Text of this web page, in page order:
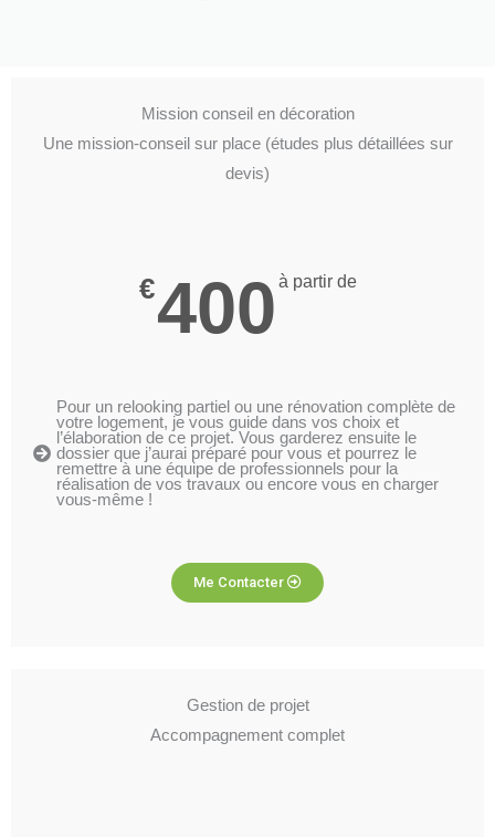
Mission conseil en décoration
Une mission-conseil sur place (études plus détaillées sur
devis)
€400 à partir de
Pour un relooking partiel ou une rénovation complète de
votre logement, je vous guide dans vos choix et
l’élaboration de ce projet. Vous garderez ensuite le
dossier que j’aurai préparé pour vous et pourrez le
remettre à une équipe de professionnels pour la
réalisation de vos travaux ou encore vous en charger
vous-même !
Me Contacter
Gestion de projet
Accompagnement complet